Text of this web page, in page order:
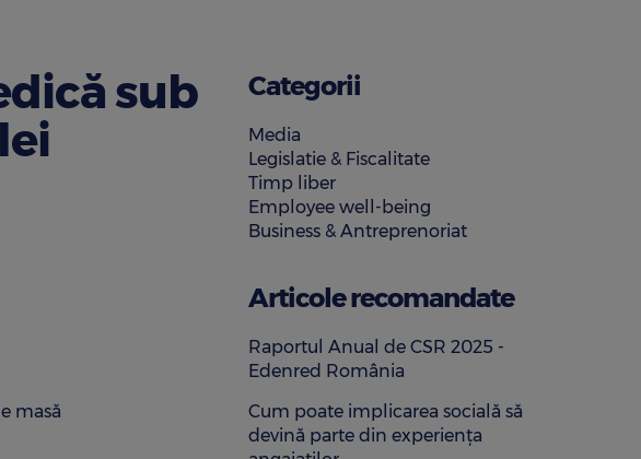
sub
masă
Categorii
Media
Legislatie & Fiscalitate
Timp liber
Employee well-being
Business & Antreprenoriat
Articole recomandate
Raportul Anual de CSR 2025 -
Edenred România
Cum poate implicarea socială să
devină parte din experiența